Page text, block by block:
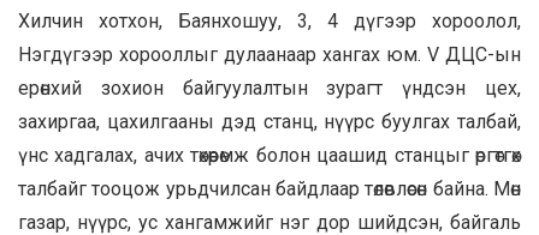
Хилчин хотхон, Баянхошуу, 3, 4 дүгээр хороолол,
Нэгдүгээр хорооллыг дулаанаар хангах юм. V ДЦС-ын
ерөнхий зохион байгуулалтын зурагт үндсэн цех,
захиргаа, цахилгааны дэд станц, нүүрс буулгах талбай,
үнс хадгалах, ачих төхөөрөмж болон цаашид станцыг өргөтгөх
талбайг тооцож урьдчилсан байдлаар төлөвлөсөн байна. Мөн
газар, нүүрс, ус хангамжийг нэг дор шийдсэн, байгаль